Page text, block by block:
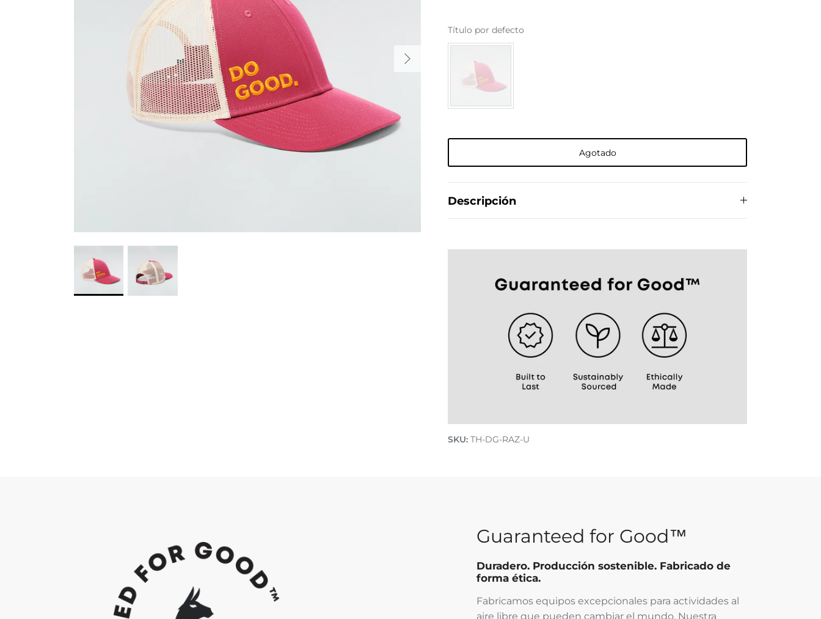
Título por defecto
Agotado
Descripción
SKU: TH-DG-RAZ-U
Guaranteed for Good™
Duradero. Producción sostenible. Fabricado de
forma ética.
Fabricamos equipos excepcionales para actividades al
aire libre que pueden cambiar el mundo. Nuestra